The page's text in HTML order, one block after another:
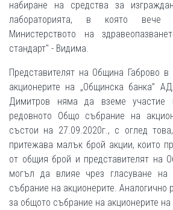
набиране на средства за
лабораторията, в която
Министерството на
стандарт" - Видима.
Представителят на Община Габрово
акционерите на „Общинска банка”
Димитров няма да вземе
редовното Общо събрание на
състои на 27.09.2020г., с оглед
притежава малък брой акции, които
от общия брой и представителят на
могъл да влияе чрез гласуване
събрание на акционерите. Аналогично
за общото събрание на акционерите